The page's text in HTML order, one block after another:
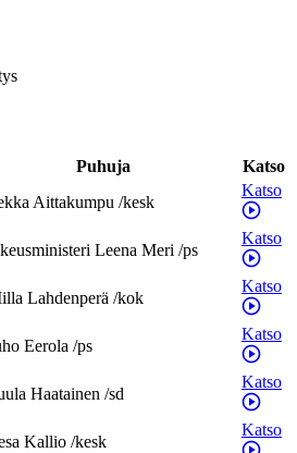
Puhuja
Katso
Aittakumpu /kesk
Katso
Leena Meri /ps
Katso
Lahdenperä /kok
Katso
Eerola /ps
Katso
Haatainen /sd
Katso
Kallio /kesk
Katso